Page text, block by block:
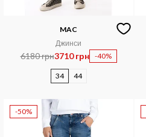
MAC
Джинси
6180 грн3710 грн -40%
34 44
-50%